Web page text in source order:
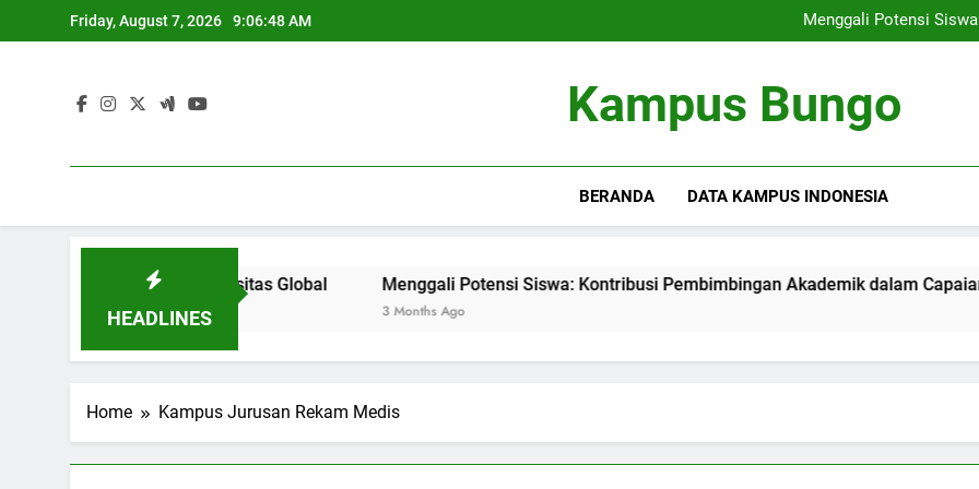
to
Friday, August 7, 2026 9:06:48 AM
Menggali Potensi
Membangunlah Karir
Menggali Potensi
Membangunlah Karir
Kampus Bungo
BERANDA DATA KAMPUS INDONESIA
HEADLINES
Saing di Universitas Global Menggali Potensi Siswa: Kontribusi Pembimbingan Akademik dalam Capaian Karier
3 Months Ago
Home Kampus Jurusan Rekam Medis